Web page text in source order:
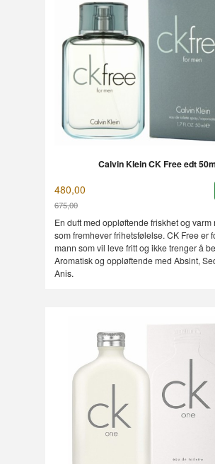
Calvin Klein CK Free edt
480,00
675,00
Rabatt
En duft med oppløftende friskhet og varm
som fremhever frihetsfølelse. CK Free er
mann som vil leve fritt og ikke trenger å
Aromatisk og oppløftende med Absint,
Anis.